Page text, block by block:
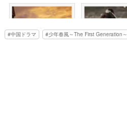
中国ドラマ 少年春風～The First Generation～